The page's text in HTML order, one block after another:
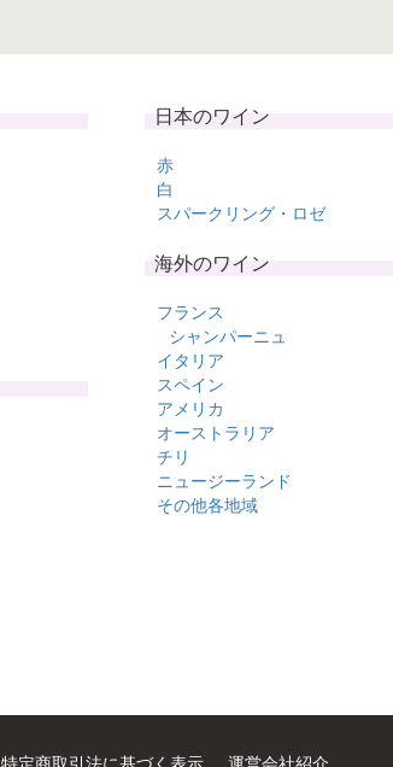
日本のワイン
赤
白
スパークリング・ロゼ
海外のワイン
フランス
シャンパーニュ
イタリア
スペイン
アメリカ
オーストラリア
チリ
ニュージーランド
その他各地域
特定商取引法に基づく表示 運営会社紹介